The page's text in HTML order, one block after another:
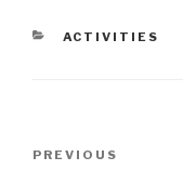
CATEGORIES
ACTIVITIES
Previous
PREVIOUS